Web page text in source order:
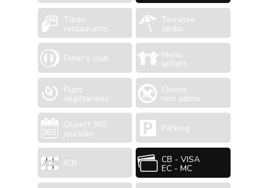
Titres
restaurants
Terrasse
Jardin
Diner's club Menu
enfant
Plats
végétariens
Chiens
non admis
Ouvert 365
jours/an Parking
JCB CB - VISA
EC - MC